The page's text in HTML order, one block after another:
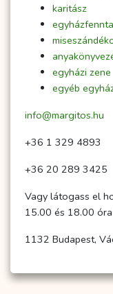
karitász
egyházi zene
egyéb
info@margitos.hu
+36 1 329 4893
+36 20 289 3425
Vagy látogass el
15.00 és 18.00
1132 Budapest,